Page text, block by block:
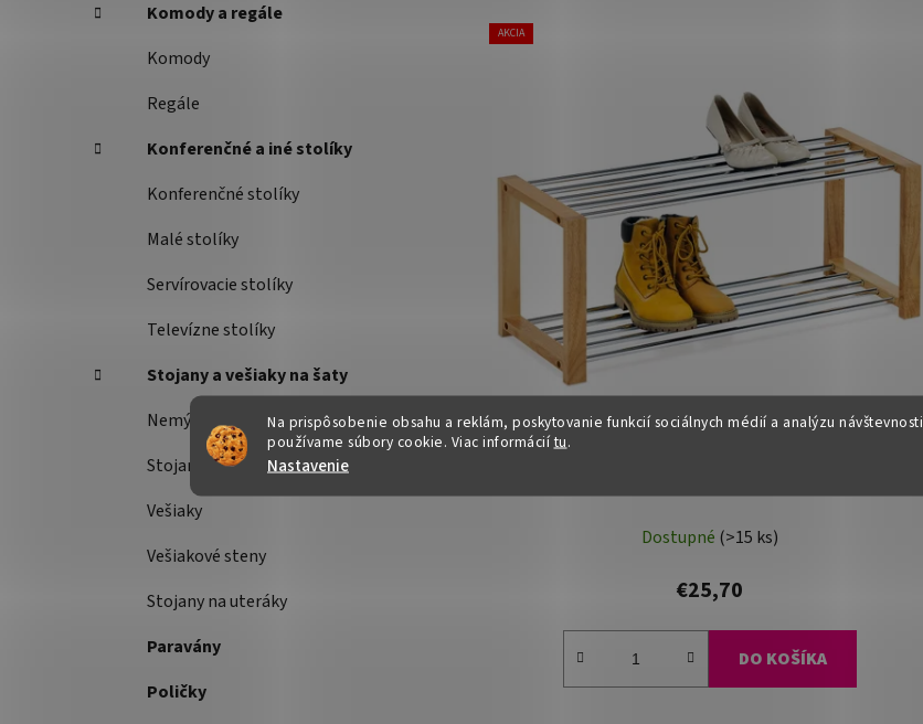
Na prispôsobenie obsahu a reklám, poskytovanie funkcií sociálnych médií a analýzu návštevnosti
používame súbory cookie. Viac informáciítu.
Nastavenie
Komody a regále
Komody
Regále
Konferenčné a iné stolíky
Konferenčné stolíky
Malé stolíky
Servírovacie stolíky
Televízne stolíky
Stojany a vešiaky na šaty
Nemý sluha
Stojany na šaty
Vešiaky
Vešiakové steny
Stojany na uteráky
Paravány
Poličky
AKCIA
Dostupné (>15 ks)
€25,70
DO KOŠÍKA